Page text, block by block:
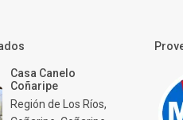
Casa Canelo
Coñaripe
Región de Los Ríos,